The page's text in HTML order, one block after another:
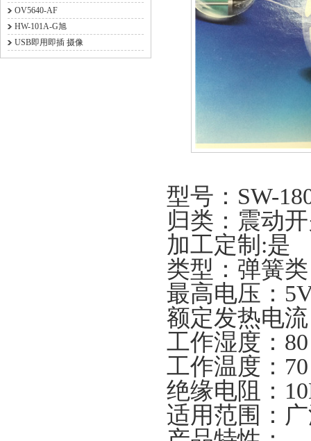
OV5640-AF
HW-101A-G旭
USB即用即插 摄像
型号： SW-
归类：震动
加工定制 :是
类型：弹簧类
最高电压：
额定发热电
工作湿度： 80
工作温度： 70
绝缘电阻：
适用范围：